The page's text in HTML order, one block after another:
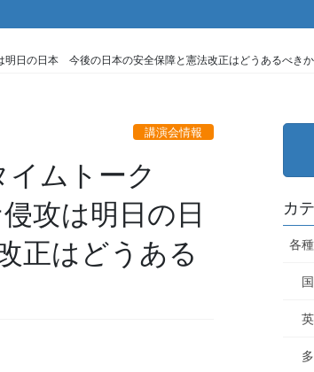
日の日本 今後の日本の安全保障と憲法改正はどうあるべき
講演会情報
イムトーク
攻は明日の日
正はどうある
カ
各